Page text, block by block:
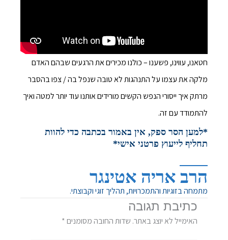
חטאנו, עווינו, פשענו – כולנו מכירים את הרגעים שבהם האדם
מלקה את עצמו על התנהגות לא טובה שנפל בה / צפו בהסבר
מרתק איך ייסורי הנפש הקשים מורידים אותנו עוד יותר למטה ואיך
להתמודד עם זה.
*למען הסר ספק, אין באמור בכתבה כדי להוות
תחליף לייעוץ פרטני אישי*
הרב אריה אטינגר
מתמחה בזוגיות והתמכרויות, תהליך זוגי וקבוצתי.
כתיבת תגובה
האימייל לא יוצג באתר. שדות החובה מסומנים*